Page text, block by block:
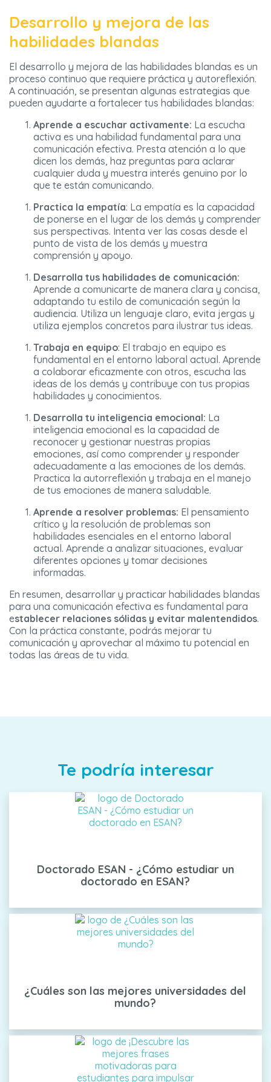
Desarrollo y mejora de las
habilidades blandas
El desarrollo y mejora de las habilidades blandas es un
proceso continuo que requiere práctica y autoreflexión.
A continuación, se presentan algunas estrategias que
pueden ayudarte a fortalecer tus habilidades blandas:
Aprende a escuchar activamente: La escucha
activa es una habilidad fundamental para una
comunicación efectiva. Presta atención a lo que
dicen los demás, haz preguntas para aclarar
cualquier duda y muestra interés genuino por lo
que te están comunicando.
Practica la empatía: La empatía es la capacidad
de ponerse en el lugar de los demás y comprender
sus perspectivas. Intenta ver las cosas desde el
punto de vista de los demás y muestra
comprensión y apoyo.
Desarrolla tus habilidades de comunicación:
Aprende a comunicarte de manera clara y concisa,
adaptando tu estilo de comunicación según la
audiencia. Utiliza un lenguaje claro, evita jergas y
utiliza ejemplos concretos para ilustrar tus ideas.
Trabaja en equipo: El trabajo en equipo es
fundamental en el entorno laboral actual. Aprende
a colaborar eficazmente con otros, escucha las
ideas de los demás y contribuye con tus propias
habilidades y conocimientos.
Desarrolla tu inteligencia emocional: La
inteligencia emocional es la capacidad de
reconocer y gestionar nuestras propias
emociones, así como comprender y responder
adecuadamente a las emociones de los demás.
Practica la autorreflexión y trabaja en el manejo
de tus emociones de manera saludable.
Aprende a resolver problemas: El pensamiento
crítico y la resolución de problemas son
habilidades esenciales en el entorno laboral
actual. Aprende a analizar situaciones, evaluar
diferentes opciones y tomar decisiones
informadas.
En resumen, desarrollar y practicar habilidades blandas
para una comunicación efectiva es fundamental para
establecer relaciones sólidas y evitar malentendidos.
Con la práctica constante, podrás mejorar tu
comunicación y aprovechar al máximo tu potencial en
todas las áreas de tu vida.
Te podría interesar
Doctorado ESAN - ¿Cómo estudiar un
doctorado en ESAN?
¿Cuáles son las mejores universidades del
mundo?